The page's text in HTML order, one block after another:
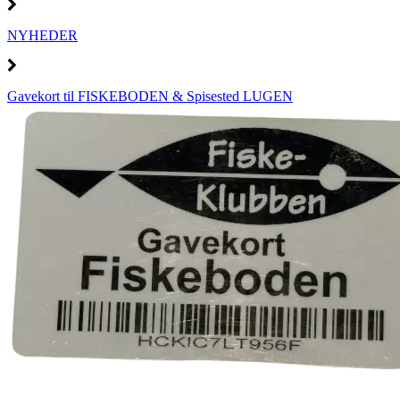
NYHEDER
Gavekort til FISKEBODEN & Spisested LUGEN